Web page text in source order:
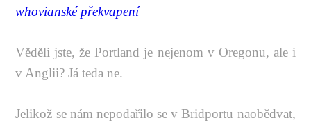
whovianské překvapení
Věděli jste, že Portland je nejenom v Oregonu, ale i
v Anglii? Já teda ne.
Jelikož se nám nepodařilo se v Bridportu naobědvat,